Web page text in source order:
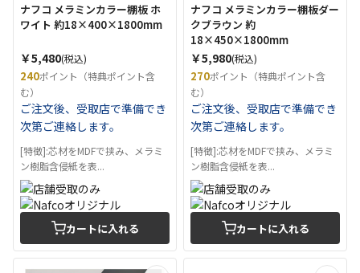
ナフコ メラミンカラー棚板 ホ
ワイト 約18×400×1800mm
￥5,480(税込)
240ポイント（特典ポイント含
む）
ご注文後、受取店で準備でき
次第ご連絡します。
[特徴]:芯材をMDFで挟み、メラミ
ン樹脂含侵紙を表...
カートに入れる
ナフコ メラミンカラー棚板ダー
クブラウン 約
18×450×1800mm
￥5,980(税込)
270ポイント（特典ポイント含
む）
ご注文後、受取店で準備でき
次第ご連絡します。
[特徴]:芯材をMDFで挟み、メラミ
ン樹脂含侵紙を表...
カートに入れる